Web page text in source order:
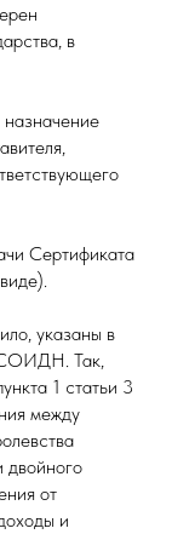
в
Сертификата
указаны в
СОИДН. Так,
1 статьи 3
между
от
и